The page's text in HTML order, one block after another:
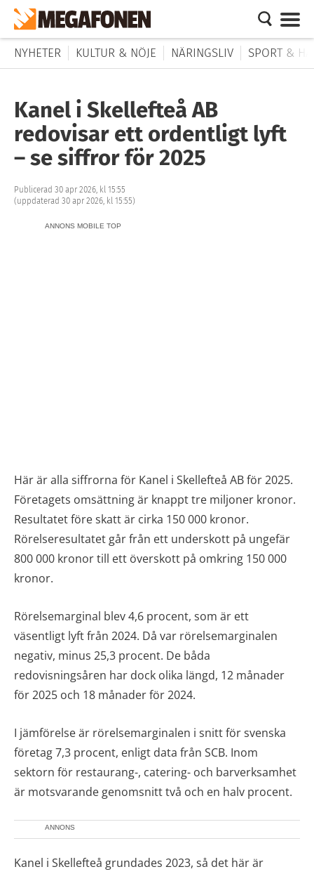
NYHETER KULTUR & NÖJE NÄRINGSLIV SPORT &
Kanel i Skellefteå AB
redovisar ett ordentligt lyft
– se siffror för 2025
Publicerad 30 apr 2026, kl 15:55
(uppdaterad 30 apr 2026, kl 15:55)
ANNONS MOBILE TOP
Här är alla siffrorna för Kanel i Skellefteå AB för 2025.
Företagets omsättning är knappt tre miljoner kronor.
Resultatet före skatt är cirka 150 000 kronor.
Rörelseresultatet går från ett underskott på ungefär
800 000 kronor till ett överskott på omkring 150 000
kronor.
Rörelsemarginal blev 4,6 procent, som är ett
väsentligt lyft från 2024. Då var rörelsemarginalen
negativ, minus 25,3 procent. De båda
redovisningsåren har dock olika längd, 12 månader
för 2025 och 18 månader för 2024.
I jämförelse är rörelsemarginalen i snitt för svenska
företag 7,3 procent, enligt data från SCB. Inom
sektorn för restaurang-, catering- och barverksamhet
är motsvarande genomsnitt två och en halv procent.
ANNONS
Kanel i Skellefteå grundades 2023, så det här är